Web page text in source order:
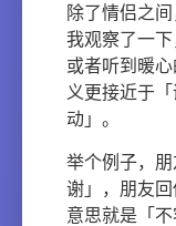
除了情侣之
我观察了一
或者听到暖
义更接近于
动」。
举个例子，
谢」，朋友回
意思就是「